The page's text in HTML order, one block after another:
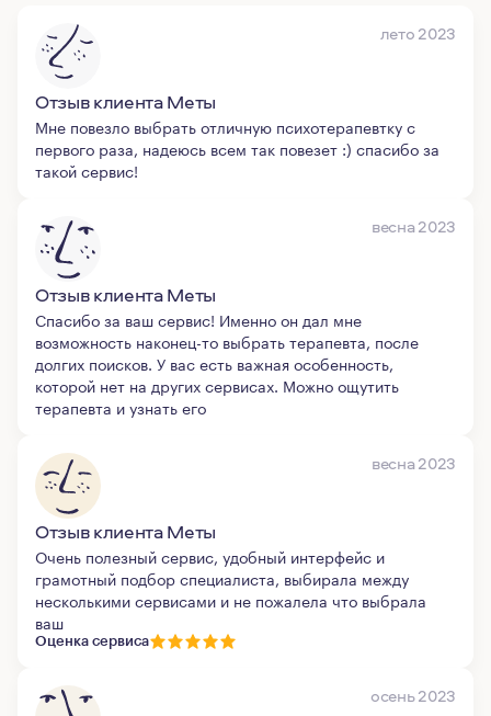
лето 2023
Отзыв клиента Меты
Мне повезло выбрать отличную психотерапевтку с
первого раза, надеюсь всем так повезет :) спасибо за
такой сервис!
весна 2023
Отзыв клиента Меты
Спасибо за ваш сервис! Именно он дал мне
возможность наконец-то выбрать терапевта, после
долгих поисков. У вас есть важная особенность,
которой нет на других сервисах. Можно ощутить
терапевта и узнать его
весна 2023
Отзыв клиента Меты
Очень полезный сервис, удобный интерфейс и
грамотный подбор специалиста, выбирала между
несколькими сервисами и не пожалела что выбрала
ваш
Оценка сервиса
осень 2023